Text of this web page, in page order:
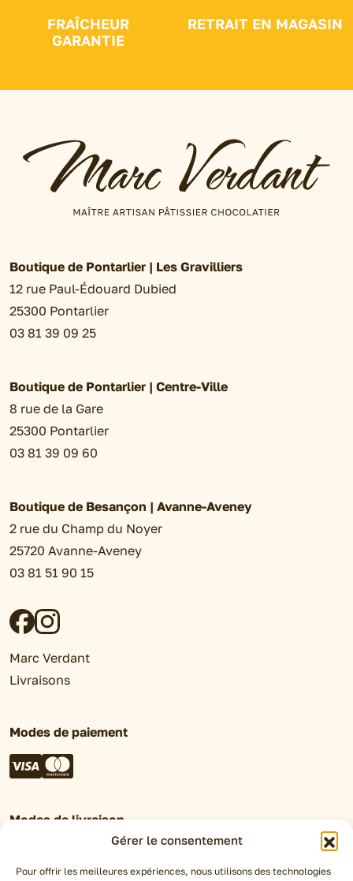
Gérer le consentement
Pour offrir les meilleures expériences, nous utilisons des technologies
FRAÎCHEUR
GARANTIE
RETRAIT EN MAGASIN
Boutique de Pontarlier | Les Gravilliers
12 rue Paul-Édouard Dubied
25300 Pontarlier
03 81 39 09 25
Boutique de Pontarlier | Centre-Ville
8 rue de la Gare
25300 Pontarlier
03 81 39 09 60
Boutique de Besançon | Avanne-Aveney
2 rue du Champ du Noyer
25720 Avanne-Aveney
03 81 51 90 15
Marc Verdant
Livraisons
Modes de paiement
Modes de livraison
Click&Collect